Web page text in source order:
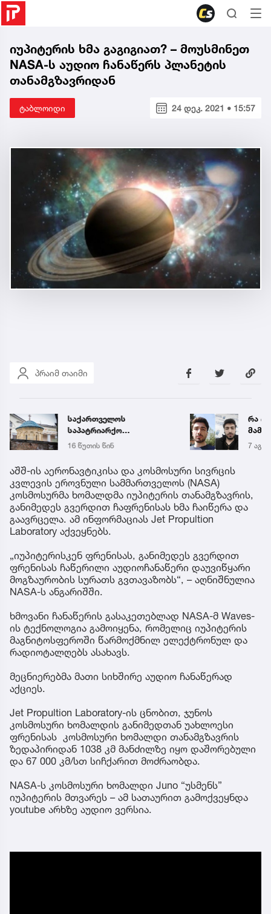
იუპიტერის ხმა გაგიგიათ? – მოუსმინეთ
NASA-ს აუდიო ჩანაწერს პლანეტის
თანამგზავრიდან
ტაბლოიდი 24 დეკ. 2021 • 15:57
პრაიმ თაიმი
საქართველოს
საპატრიარქო
განცხადებას ავრცელებს
16 წუთის წინ
რა
7 აგვ
აშშ-ის აერონავტიკისა და კოსმოსური სივრცის
კვლევის ეროვნული სამმართველოს (NASA)
კოსმოსურმა ხომალდმა იუპიტერის თანამგზავრის,
განიმედეს გვერდით ჩაფრენისას ხმა ჩაიწერა და
გაავრცელა. ამ ინფორმაციას Jet Propultion
Laboratory აქვეყნებს.
„იუპიტერისკენ ფრენისას, განიმედეს გვერდით
ფრენისას ჩაწერილი აუდიოჩანაწერი დაუვიწყარი
მოგზაურობის სურათს გვთავაზობს“, – აღნიშნულია
NASA-ს ანგარიშში.
ხმოვანი ჩანაწერის გასაკეთებლად NASA-მ Waves-
ის ტექნოლოგია გამოიყენა, რომელიც იუპიტერის
მაგნიტოსფეროში წარმოქმნილ ელექტრონულ და
რადიოტალღებს ასახავს.
მეცნიერებმა მათი სიხშირე აუდიო ჩანაწერად
აქციეს.
Jet Propultion Laboratory-ის ცნობით, ჯუნოს
კოსმოსური ხომალდის განიმედთან უახლოესი
ფრენისას კოსმოსური ხომალდი თანამგზავრის
ზედაპირიდან 1038 კმ მანძილზე იყო დაშორებული
და 67 000 კმ/სთ სიჩქარით მოძრაობდა.
NASA-ს კოსმოსური ხომალდი Juno “უსმენს”
იუპიტერის მთვარეს – ამ სათაურით გამოქვეყნდა
youtube არხზე აუდიო ვერსია.